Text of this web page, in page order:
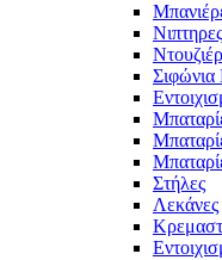
Νιπτηρες
Στήλες
Λεκάνες